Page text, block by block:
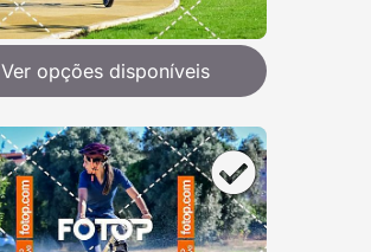
Ver opções disponíveis